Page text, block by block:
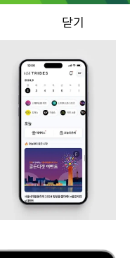
닫기